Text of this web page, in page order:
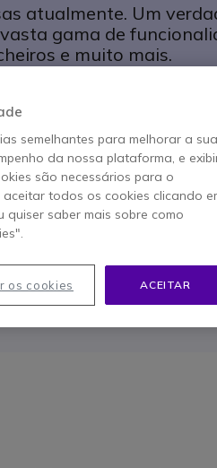
atualmente. Um
gama de
e muito mais.
a sua
utilizar o Microsoft
Teams: um programa,
versões (gratuita e de pago)
semelhantes para melhorar a sua
da nossa plataforma, e
são necessários para o
todos os cookies clicando
quiser saber mais sobre como
ACEITAR
os cookies